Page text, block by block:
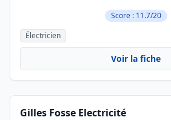
Score : 11.7/20
Électricien
Voir la fiche
Gilles Fosse Electricité